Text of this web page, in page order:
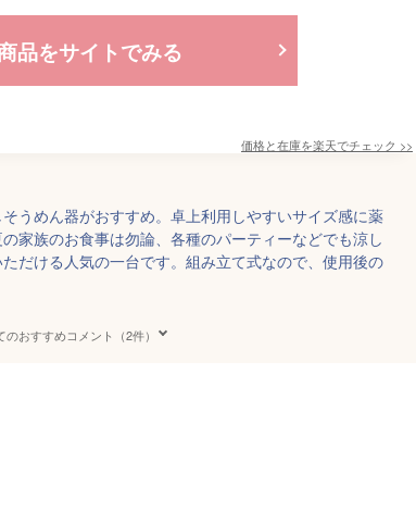
品をサイトでみる
価格と在庫を楽天でチェック >>
うめん器がおすすめ。卓上利用しやすいサイズ感に薬
家族のお食事は勿論、各種のパーティーなどでも涼し
だける人気の一台です。組み立て式なので、使用後の
のおすすめコメント（2件）